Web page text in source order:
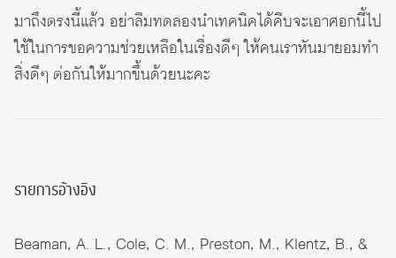
มาถึงตรงนี้แล้ว อย่าลืมทดลองนำเทคนิคได้คืบจะเอาศอกนี้ไป
ใช้ในการขอความช่วยเหลือในเรื่องดีๆ ให้คนเราหันมายอมทำ
สิ่งดีๆ ต่อกันให้มากขึ้นด้วยนะคะ
รายการอ้างอิง
Beaman, A. L., Cole, C. M., Preston, M., Klentz, B., &